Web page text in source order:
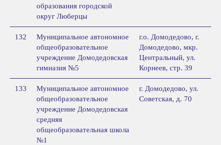
образования городской
округ Люберцы
132
Муниципальное автономное
общеобразовательное
учреждение Домодедовская
гимназия №5
г.о. Домодедово, г.
Домодедово, мкр.
Центральный, ул.
Корнеев, стр. 39
133
Муниципальное автономное
общеобразовательное
учреждение Домодедовская
средняя
общеобразовательная школа
№1
г. Домодедово, ул.
Советская, д. 70